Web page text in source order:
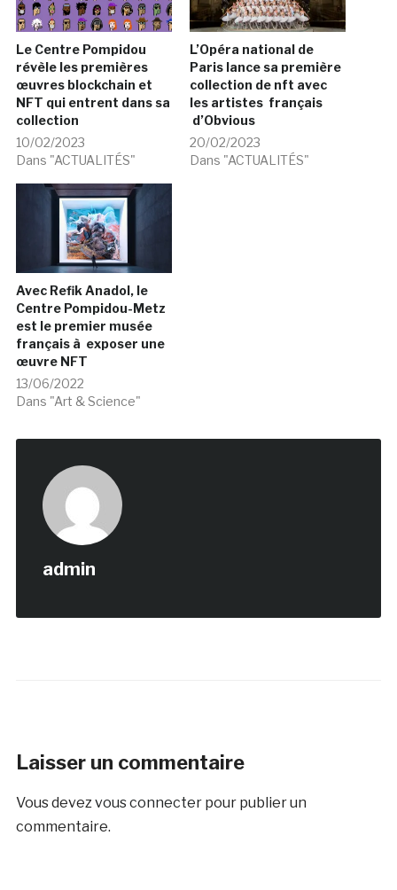
Le Centre Pompidou
révèle les premières
œuvres blockchain et
NFT qui entrent dans sa
collection
10/02/2023
Dans "ACTUALITÉS"
L’Opéra national de
Paris lance sa première
collection de nft avec
les artistes français
d’Obvious
20/02/2023
Dans "ACTUALITÉS"
Avec Refik Anadol, le
Centre Pompidou-Metz
est le premier musée
français à exposer une
œuvre NFT
13/06/2022
Dans "Art & Science"
admin
Laisser un commentaire
Vous devezvous connecterpour publier un
commentaire.